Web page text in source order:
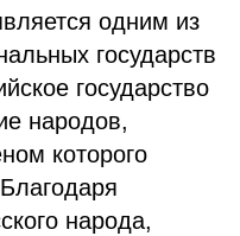
одним из
государств
государство
народов,
которого
народа,